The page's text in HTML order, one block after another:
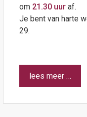
om 21.30 uuraf.
Je bent van harte
29.
lees meer …